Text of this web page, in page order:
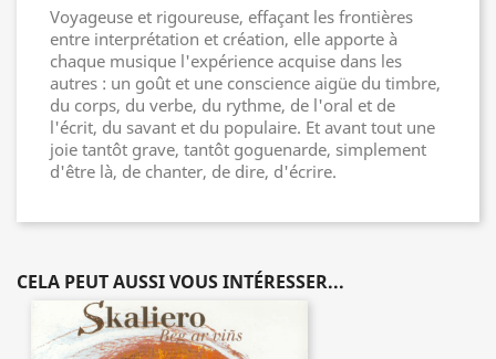
Voyageuse et rigoureuse, effaçant les frontières
entre interprétation et création, elle apporte à
chaque musique l'expérience acquise dans les
autres : un goût et une conscience aigüe du timbre,
du corps, du verbe, du rythme, de l'oral et de
l'écrit, du savant et du populaire. Et avant tout une
joie tantôt grave, tantôt goguenarde, simplement
d'être là, de chanter, de dire, d'écrire.
CELA PEUT AUSSI VOUS INTÉRESSER...